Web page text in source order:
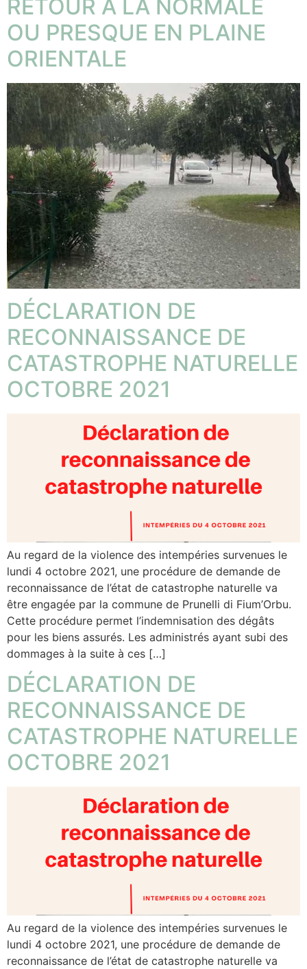
RETOUR A LA NORMALE
OU PRESQUE EN PLAINE
ORIENTALE
DÉCLARATION DE
RECONNAISSANCE DE
CATASTROPHE NATURELLE
OCTOBRE 2021
Au regard de la violence des intempéries survenues le
lundi 4 octobre 2021, une procédure de demande de
reconnaissance de l’état de catastrophe naturelle va
être engagée par la commune de Prunelli di Fium’Orbu.
Cette procédure permet l’indemnisation des dégâts
pour les biens assurés. Les administrés ayant subi des
dommages à la suite à ces […]
DÉCLARATION DE
RECONNAISSANCE DE
CATASTROPHE NATURELLE
OCTOBRE 2021
Au regard de la violence des intempéries survenues le
lundi 4 octobre 2021, une procédure de demande de
reconnaissance de l’état de catastrophe naturelle va